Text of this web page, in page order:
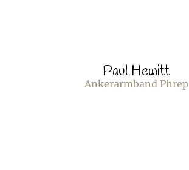
Paul Hewitt
Ankerarmband Phrep